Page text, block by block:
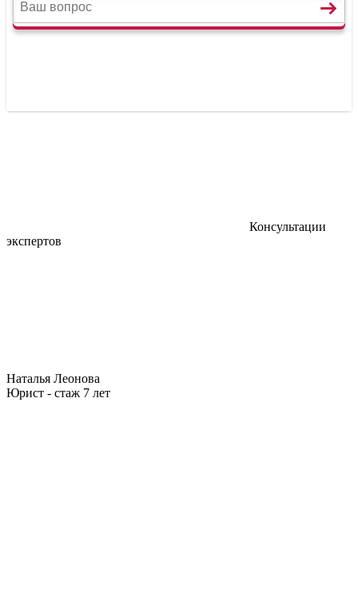
Консультации
экспертов
Наталья Леонова
Юрист - стаж 7 лет